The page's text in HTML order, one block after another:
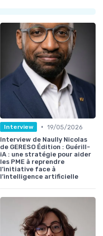
Interview • 19/05/2026
Interview de Naully Nicolas
de GERESO Édition : Guérill-
iA : une stratégie pour aider
les PME à reprendre
l’initiative face à
l’intelligence artificielle